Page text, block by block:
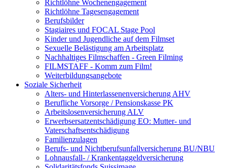
Richtlöhne Wochenengagement
Richtlöhne Tagesengagement
Berufsbilder
Stagiaires und FOCAL Stage Pool
Kinder und Jugendliche auf dem Filmset
Sexuelle Belästigung am Arbeitsplatz
Nachhaltiges Filmschaffen - Green Filming
FILMSTAFF - Komm zum Film!
Weiterbildungsangebote
Soziale Sicherheit
Alters- und Hinterlassenenversicherung AHV
Berufliche Vorsorge / Pensionskasse PK
Arbeitslosenversicherung ALV
Erwerbsersatzentschädigung EO: Mutter- und
Vaterschaftsentschädigung
Familienzulagen
Berufs- und Nichtberufsunfallversicherung BU/NBU
Lohnausfall- / Krankentaggeldversicherung